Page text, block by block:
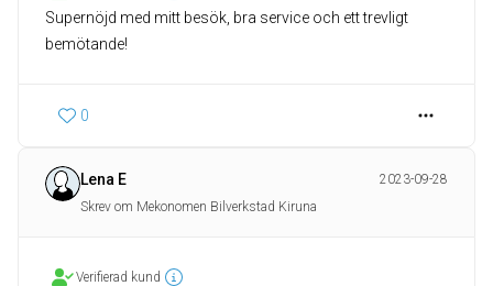
Supernöjd med mitt besök, bra service och ett trevligt
bemötande!
0
Lena E
2023-09-28
Skrev om Mekonomen Bilverkstad Kiruna
Verifierad kund